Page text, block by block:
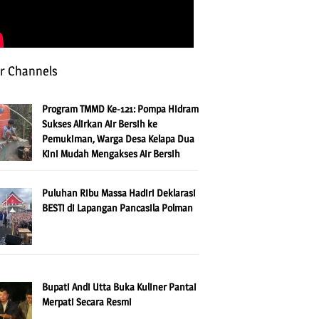
Channels
Program TMMD Ke-121: Pompa Hidram
Sukses Alirkan Air Bersih ke
Pemukiman, Warga Desa Kelapa Dua
Kini Mudah Mengakses Air Bersih
Puluhan Ribu Massa Hadiri Deklarasi
BESTi di Lapangan Pancasila Polman
Bupati Andi Utta Buka Kuliner Pantai
Merpati Secara Resmi